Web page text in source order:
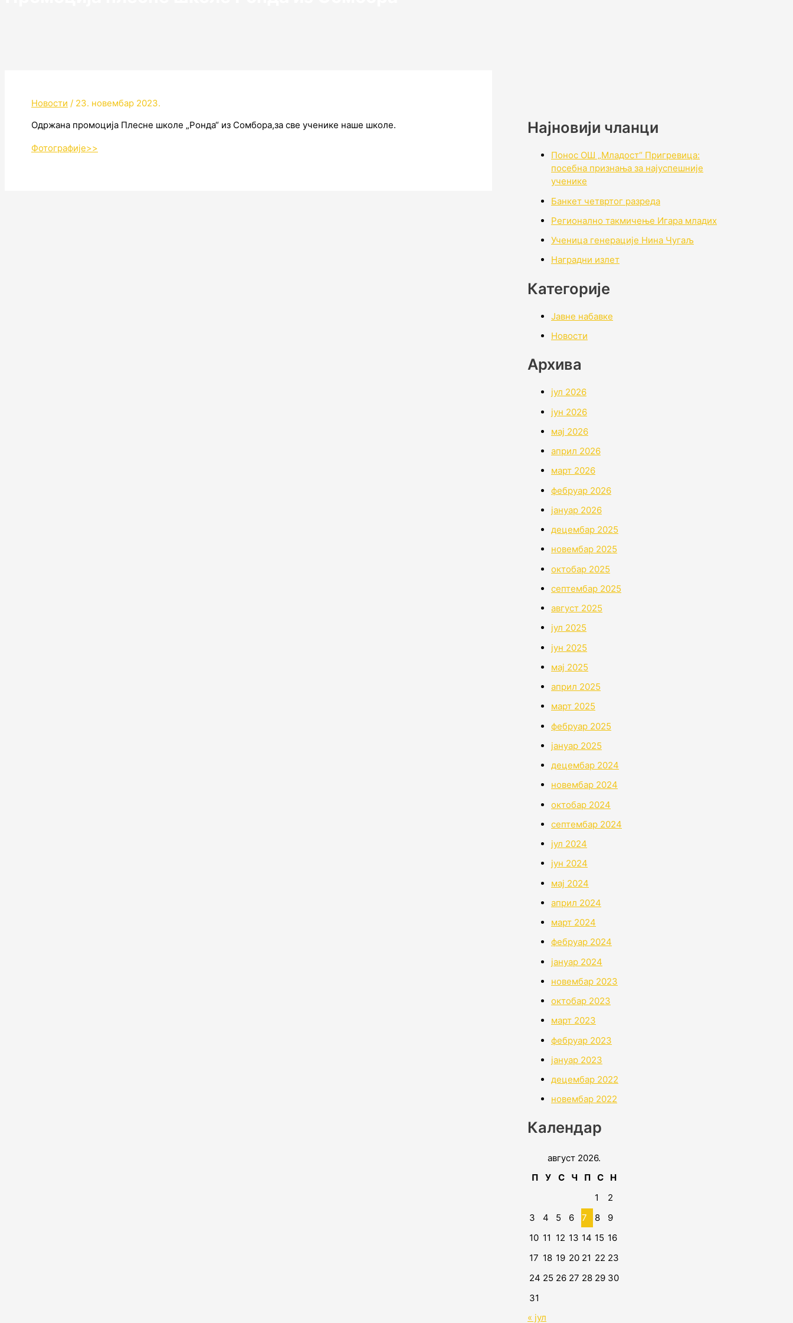
Новости / 23. новембар 2023.
Одржана промоција Плесне школе „Ронда“ из Сомбора,за све ученике наше школе.
Фотографије>>
Најновији чланци
Понос ОШ „Младост“ Пригревица:
посебна признања за најуспешније
ученике
Банкет четвртог разреда
Регионално такмичењe Игара младих
Ученица генерације Нина Чугаљ
Наградни излет
Категорије
Јавне набавке
Новости
Архивa
јул 2026
јун 2026
мај 2026
април 2026
март 2026
фебруар 2026
јануар 2026
децембар 2025
новембар 2025
октобар 2025
септембар 2025
август 2025
јул 2025
јун 2025
мај 2025
април 2025
март 2025
фебруар 2025
јануар 2025
децембар 2024
новембар 2024
октобар 2024
септембар 2024
јул 2024
јун 2024
мај 2024
април 2024
март 2024
фебруар 2024
јануар 2024
новембар 2023
октобар 2023
март 2023
фебруар 2023
јануар 2023
децембар 2022
новембар 2022
Календар
август 2026.
П
У С Ч П С
Н
1
2
3
4 5 6 7 8
9
10 11 12 13 14 15 16
17 18 19 20 21 22 23
24 25 26 27 28 29 30
31
« јул